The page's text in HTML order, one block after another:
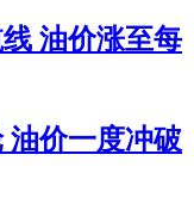
油价涨至每
油价一度冲破